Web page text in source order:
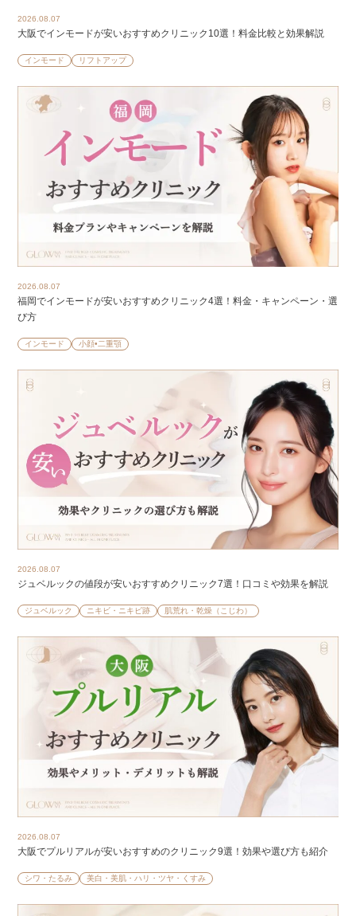
2026.08.07
大阪でインモードが安いおすすめクリニック10選！料金比較と効果解説
インモード リフトアップ
2026.08.07
福岡でインモードが安いおすすめクリニック4選！料金・キャンペーン・選
び方
インモード 小顔•二重顎
2026.08.07
ジュベルックの値段が安いおすすめクリニック7選！口コミや効果を解説
ジュベルック ニキビ・ニキビ跡 肌荒れ・乾燥（こじわ）
2026.08.07
大阪でプルリアルが安いおすすめのクリニック9選！効果や選び方も紹介
シワ・たるみ 美白・美肌・ハリ・ツヤ・くすみ